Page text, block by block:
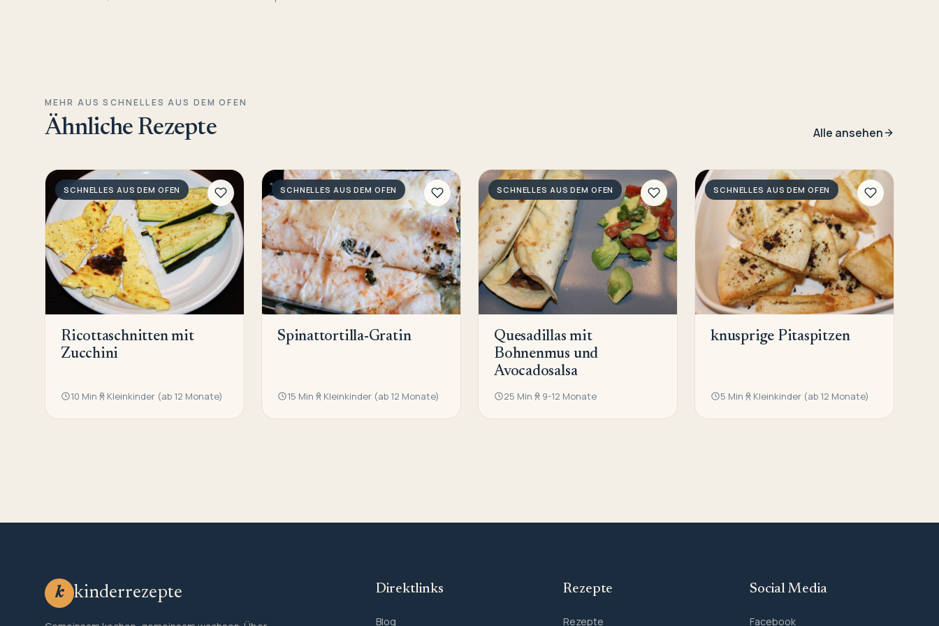
MEHR AUS SCHNELLES AUS DEM OFEN
Ähnliche Rezepte Alle ansehen
SCHNELLES AUS DEM OFEN
Ricottaschnitten mit
Zucchini
10 Min Kleinkinder (ab 12 Monate)
SCHNELLES AUS DEM OFEN
Spinattortilla-Gratin
15 Min Kleinkinder (ab 12 Monate)
SCHNELLES AUS DEM OFEN
Quesadillas mit
Bohnenmus und
Avocadosalsa
25 Min 9-12 Monate
SCHNELLES AUS DEM OFEN
knusprige Pitaspitzen
5 Min Kleinkinder (ab 12 Monate)
k kinderrezepte Direktlinks
Blog
Rezepte
Rezepte
Social Media
Facebook